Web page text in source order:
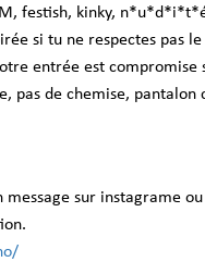
festish, kinky,
si tu ne respectes pas le
entrée est compromise
pas de chemise, pantalon
sur instagrame